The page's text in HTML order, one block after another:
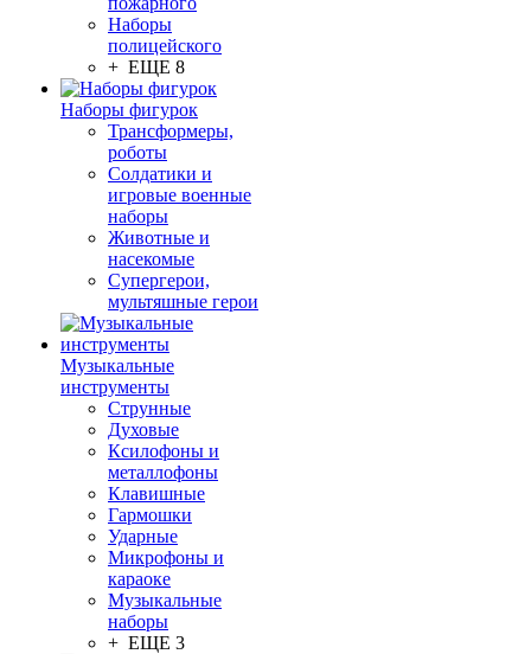
Наборы
полицейского
+ ЕЩЕ 8
Наборы фигурок
Трансформеры,
роботы
Солдатики и
игровые военные
наборы
Животные и
насекомые
Супергерои,
мультяшные герои
Музыкальные
инструменты
Струнные
Духовые
Ксилофоны и
металлофоны
Клавишные
Гармошки
Ударные
Микрофоны и
караоке
Музыкальные
наборы
+ ЕЩЕ 3